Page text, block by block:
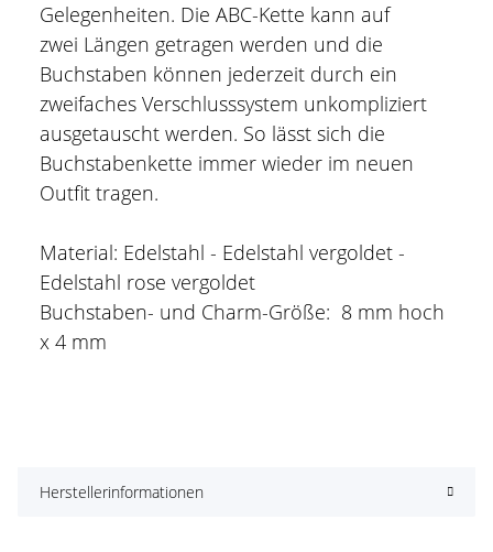
Gelegenheiten. Die ABC-Kette kann auf
zwei Längen getragen werden und die
Buchstaben können jederzeit durch ein
zweifaches Verschlusssystem unkompliziert
ausgetauscht werden. So lässt sich die
Buchstabenkette immer wieder im neuen
Outfit tragen.
Material: Edelstahl - Edelstahl vergoldet -
Edelstahl rose vergoldet
Buchstaben- und Charm-Größe: 8 mm hoch
x 4 mm
Herstellerinformationen